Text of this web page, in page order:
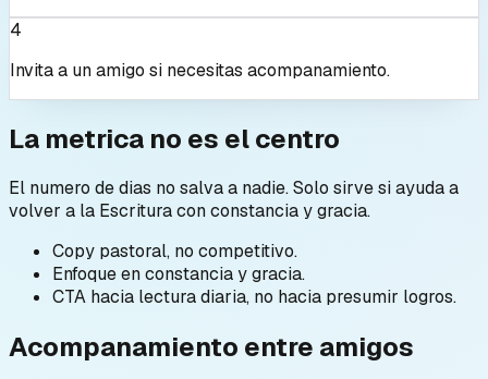
4
Invita a un amigo si necesitas acompanamiento.
La metrica no es el centro
El numero de dias no salva a nadie. Solo sirve si ayuda a
volver a la Escritura con constancia y gracia.
Copy pastoral, no competitivo.
Enfoque en constancia y gracia.
CTA hacia lectura diaria, no hacia presumir logros.
Acompanamiento entre amigos